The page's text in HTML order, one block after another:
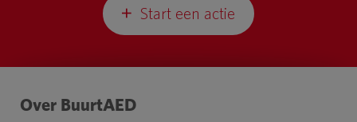
Start een actie
Over BuurtAED